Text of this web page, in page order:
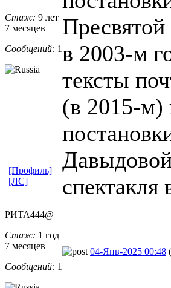
Стаж: 9 лет
7 месяцев
Сообщений: 1в 2003-м
тексты
(в 2015-м)
спектакля
[Профиль]
[ЛС]
РИТА444@
Стаж: 1 год
7 месяцев
Сообщений: 1
04-Янв-2025 00:48